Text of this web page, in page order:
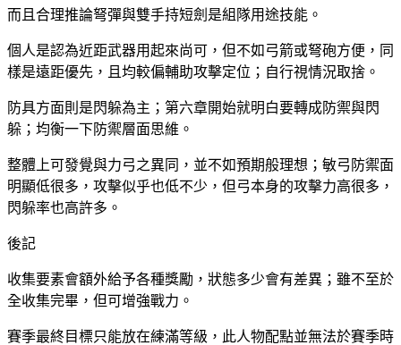
而且合理推論弩彈與雙手持短劍是組隊用途技能。
個人是認為近距武器用起來尚可，但不如弓箭或弩砲方便，同
樣是遠距優先，且均較偏輔助攻擊定位；自行視情況取捨。
防具方面則是閃躲為主；第六章開始就明白要轉成防禦與閃
躲；均衡一下防禦層面思維。
整體上可發覺與力弓之異同，並不如預期般理想；敏弓防禦面
明顯低很多，攻擊似乎也低不少，但弓本身的攻擊力高很多，
閃躲率也高許多。
後記
收集要素會額外給予各種獎勵，狀態多少會有差異；雖不至於
全收集完畢，但可增強戰力。
賽季最終目標只能放在練滿等級，此人物配點並無法於賽季時